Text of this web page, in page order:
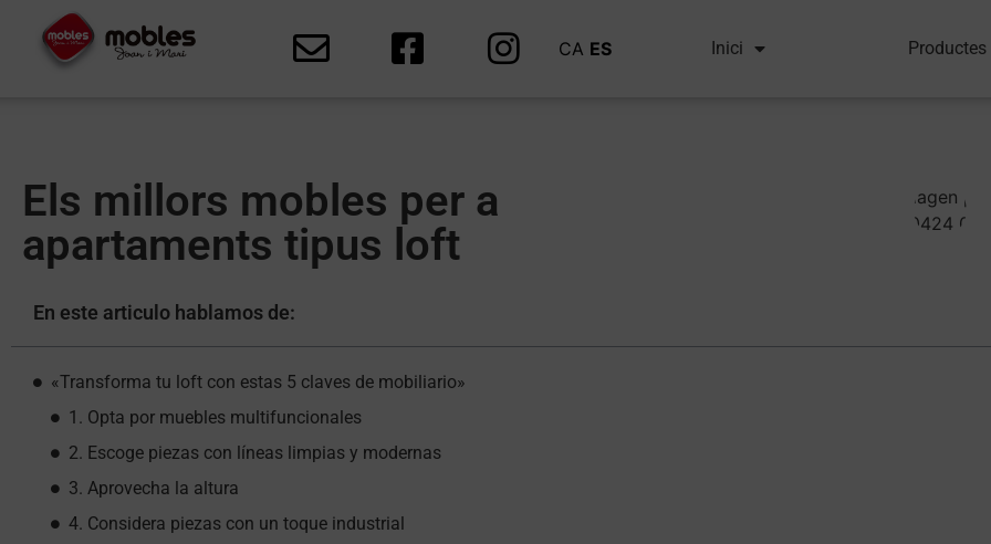
CA ES Inici Productes
Els millors mobles per a
apartaments tipus loft
En este articulo hablamos de:
«Transforma tu loft con estas 5 claves de mobiliario»
1. Opta por muebles multifuncionales
2. Escoge piezas con líneas limpias y modernas
3. Aprovecha la altura
4. Considera piezas con un toque industrial